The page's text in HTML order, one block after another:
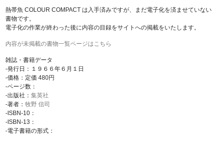
熱帯魚 COLOUR COMPACT は入手済みですが、まだ電子化を済ませていない
書物です。
電子化の作業が終わった後に内容の目録をサイトへの掲載をいたします。
内容が未掲載の書物一覧ページはこちら
雑誌・書籍データ
-発行日：１９６６年６月１日
-価格：定価 480円
-ページ数：
-出版社：集英社
-著者：牧野 信司
-ISBN-10：
-ISBN-13：
-電子書籍の形式：